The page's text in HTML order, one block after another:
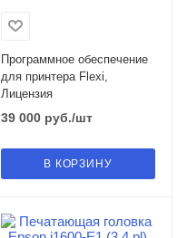
Программное обеспечение
для принтера Flexi,
Лицензия
39 000руб./шт
В КОРЗИНУ